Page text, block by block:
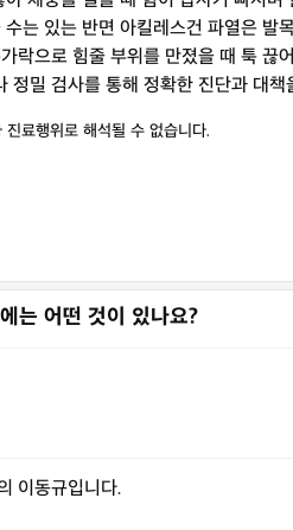
는 있는 반면 아킬레스건 파열은
락으로 힘줄 부위를 만졌을 때 툭
정밀 검사를 통해 정확한 진단과 대책
료행위로 해석될 수 없습니다.
는 어떤 것이 있나요?
이동규입니다.